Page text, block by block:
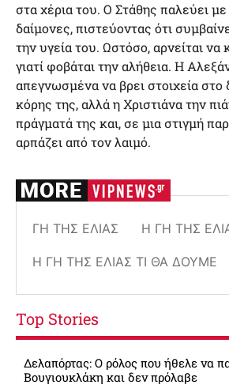
στα χέρια του. Ο Στάθης παλεύει
δαίμονες, πιστεύοντας ότι
την υγεία του. Ωστόσο, αρνείται να
γιατί φοβάται την αλήθεια. Η
απεγνωσμένα να βρει στοιχεία στο
κόρης της, αλλά η Χριστιάνα την
πράγματά της και, σε μια στιγμή
αρπάζει από τον λαιμό.
ΓΗ ΤΗΣ ΕΛΙΆΣ Η ΓΗ ΤΗΣ
Η ΓΗ ΤΗΣ ΕΛΙΆΣ ΤΙ ΘΑ ΔΟΎΜΕ
Top Stories
Δελαπόρτας: Ο ρόλος που ήθελε να
Βουγιουκλάκη και δεν πρόλαβε